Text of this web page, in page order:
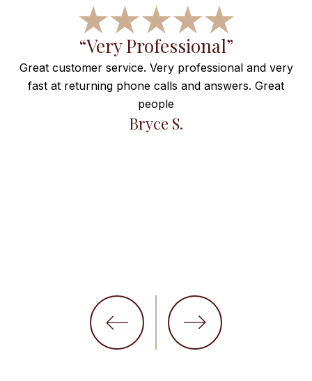
“Very Professional”
Great customer service. Very professional and very
fast at returning phone calls and answers. Great
people
Bryce S.